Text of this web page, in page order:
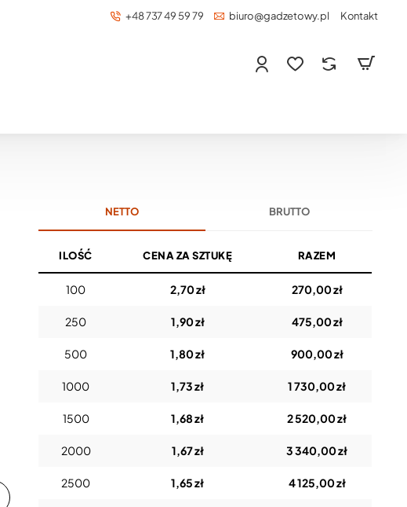
+48 737 49 59 79 biuro@gadzetowy.pl Kontakt
NETTO BRUTTO
ILOŚĆ CENA ZA SZTUKĘ RAZEM
100 2,70 zł 270,00 zł
250 1,90 zł 475,00 zł
500 1,80 zł 900,00 zł
1000 1,73 zł 1 730,00 zł
1500 1,68 zł 2 520,00 zł
2000 1,67 zł 3 340,00 zł
2500 1,65 zł 4 125,00 zł